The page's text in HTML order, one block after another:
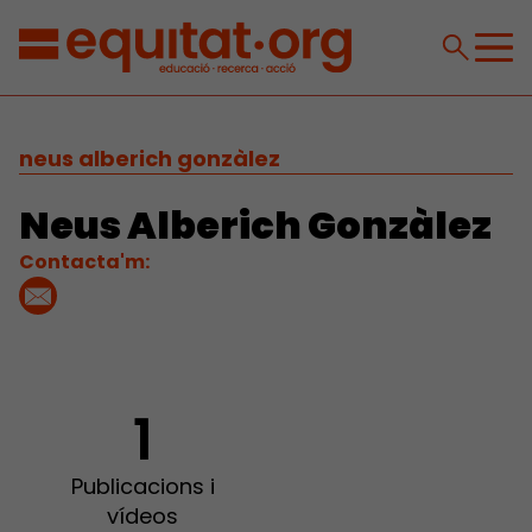
neus alberich gonzàlez
Neus Alberich Gonzàlez
Contacta'm:
1
Publicacions i
vídeos